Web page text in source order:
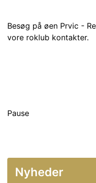
Besøg på øen Prvic -
vore roklub kontakter.
Pause
Nyheder